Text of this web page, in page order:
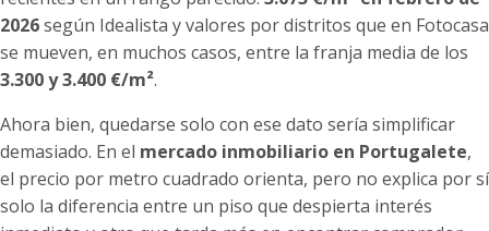
2026según Idealista y valores por distritos que en Fotocasa
se mueven, en muchos casos, entre la franja media de los
3.300 y 3.400 €/m².
Ahora bien, quedarse solo con ese dato sería simplificar
demasiado. En el mercado inmobiliario en Portugalete,
el precio por metro cuadrado orienta, pero no explica por sí
solo la diferencia entre un piso que despierta interés